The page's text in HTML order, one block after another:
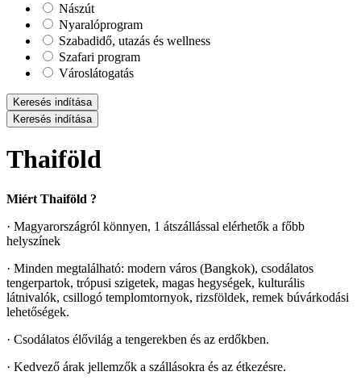
Nászút
Nyaralóprogram
Szabadidő, utazás és wellness
Szafari program
Városlátogatás
Keresés indítása
Keresés indítása
Thaiföld
Miért Thaiföld ?
· Magyarországról könnyen, 1 átszállással elérhetők a főbb
helyszínek
· Minden megtalálható: modern város (Bangkok), csodálatos
tengerpartok, trópusi szigetek, magas hegységek, kulturális
látnivalók, csillogó templomtornyok, rizsföldek, remek búvárkodási
lehetőségek.
· Csodálatos élővilág a tengerekben és az erdőkben.
· Kedvező árak jellemzők a szállásokra és az étkezésre.